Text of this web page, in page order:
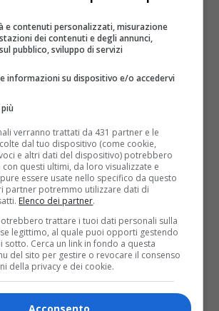
cui la Legge Severino tratta
(prevedendo
della sospensione) quegli
stati condannati in
Tiramani era stato assolto)
in primo grado,
condanna in Appello,
Pubblica Accusa.
PAOLO TIRAMANI
SINDACO
TRIBUNALE
E TU COSA NE PENSI?
e contenuti personalizzati, misurazione
dei contenuti e degli annunci,
pubblico, sviluppo di servizi
informazioni su dispositivo e/o accedervi
verranno trattati da 431 partner e le
dal tuo dispositivo (come cookie,
e altri dati del dispositivo) potrebbero
con questi ultimi, da loro visualizzate e
essere usate nello specifico da questo
partner potremmo utilizzare dati di
Elenco dei partner.
trattare i tuoi dati personali sulla
legittimo, al quale puoi opporti gestendo
sotto. Cerca un link in fondo a questa
del sito per gestire o revocare il consenso
della privacy e dei cookie.